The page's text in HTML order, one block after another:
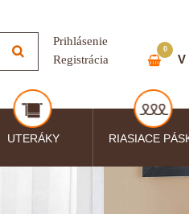
Prihlásenie
Registrácia
V
0
UTERÁKY RIASIACE